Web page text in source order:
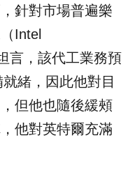
針對市場普遍樂
Intel
言，該代工業務預
緒，因此他對目
但他也隨後緩頰
他對英特爾充滿